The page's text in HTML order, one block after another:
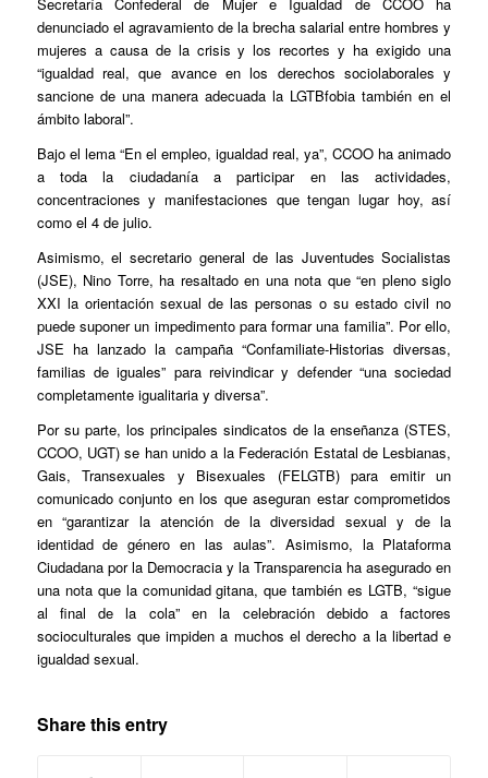
denunciado el agravamiento de la brecha salarial entre hombres y
mujeres a causa de la crisis y los recortes y ha exigido una
“igualdad real, que avance en los derechos sociolaborales y
sancione de una manera adecuada la LGTBfobia también en el
ámbito laboral”.
Bajo el lema “En el empleo, igualdad real, ya”, CCOO ha animado
a toda la ciudadanía a participar en las actividades,
concentraciones y manifestaciones que tengan lugar hoy, así
como el 4 de julio.
Asimismo, el secretario general de las Juventudes Socialistas
(JSE), Nino Torre, ha resaltado en una nota que “en pleno siglo
XXI la orientación sexual de las personas o su estado civil no
puede suponer un impedimento para formar una familia”. Por ello,
JSE ha lanzado la campaña “Confamiliate-Historias diversas,
familias de iguales” para reivindicar y defender “una sociedad
completamente igualitaria y diversa”.
Por su parte, los principales sindicatos de la enseñanza (STES,
CCOO, UGT) se han unido a la Federación Estatal de Lesbianas,
Gais, Transexuales y Bisexuales (FELGTB) para emitir un
comunicado conjunto en los que aseguran estar comprometidos
en “garantizar la atención de la diversidad sexual y de la
identidad de género en las aulas”. Asimismo, la Plataforma
Ciudadana por la Democracia y la Transparencia ha asegurado en
una nota que la comunidad gitana, que también es LGTB, “sigue
al final de la cola” en la celebración debido a factores
socioculturales que impiden a muchos el derecho a la libertad e
igualdad sexual.
Share this entry